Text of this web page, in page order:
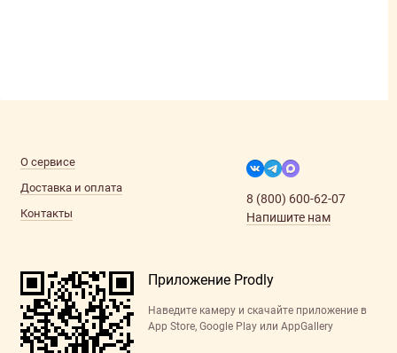
О сервисе
Доставка и оплата
Контакты
8 (800) 600-62-07
Напишите нам
Приложение Prodly
Наведите камеру и скачайте приложение в
App Store, Google Play или AppGallery